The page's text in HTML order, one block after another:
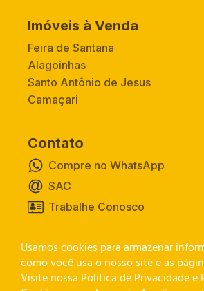
Imóveis à Venda
Feira de Santana
Alagoinhas
Santo Antônio de Jesus
Camaçari
Contato
Compre no WhatsApp
SAC
Trabalhe Conosco
Canal de Privacidade
Usamos cookies para armazenar
como você usa o nosso site e as
Visite nossa Política de Privacidade e